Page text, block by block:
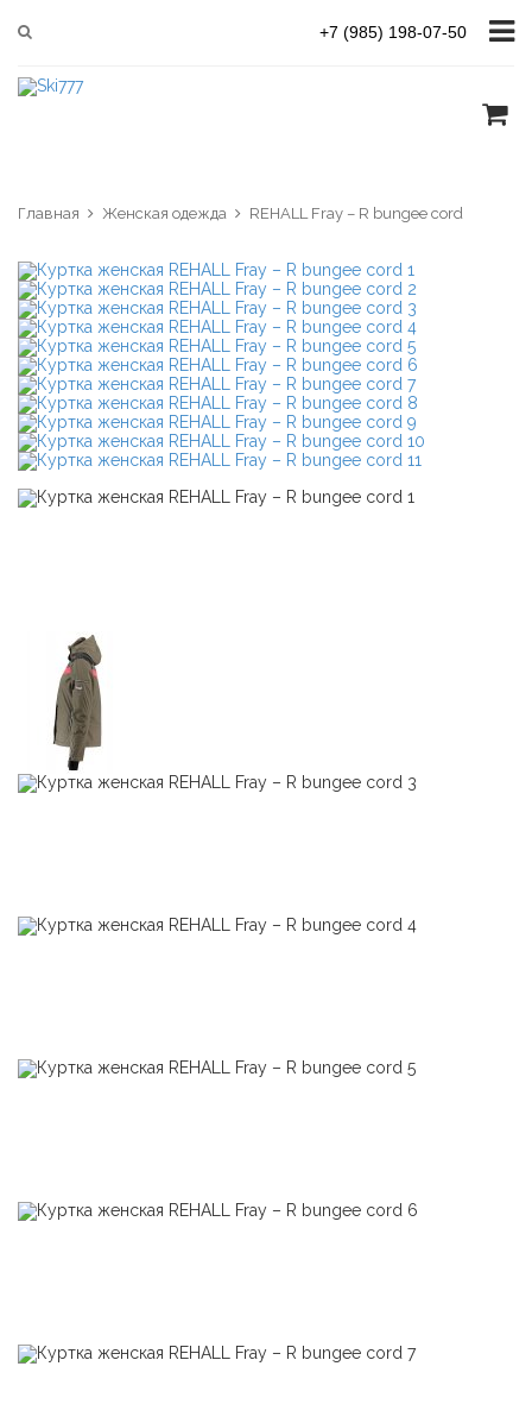
+7 (985) 198-07-50
Главная Женская одежда REHALL Fray – R bungee cord